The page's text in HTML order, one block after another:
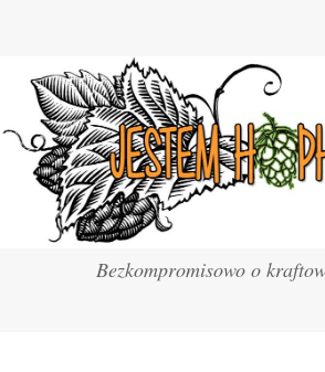
Bezkompromisowo o